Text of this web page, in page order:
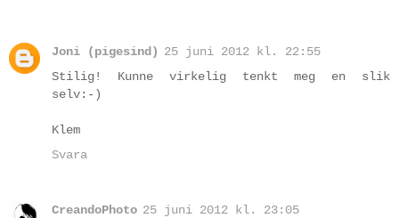
Joni (pigesind) 25 juni 2012 kl. 22:55
Stilig! Kunne virkelig tenkt meg en slik
selv:-)
Klem
Svara
CreandoPhoto 25 juni 2012 kl. 23:05